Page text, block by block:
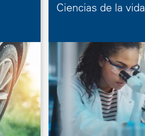
Ciencias de la vida